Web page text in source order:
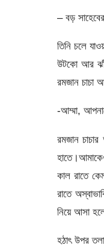
– বড়
তিনি চলে
উটকো আর
রমজান চাচা
-আম্মা,
রমজান
কাল রাতে
রাতে
নিয়ে আসা
হঠাৎ উপর